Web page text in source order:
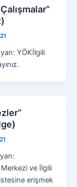
YÖKİlgili
ve İlgili
erişmek